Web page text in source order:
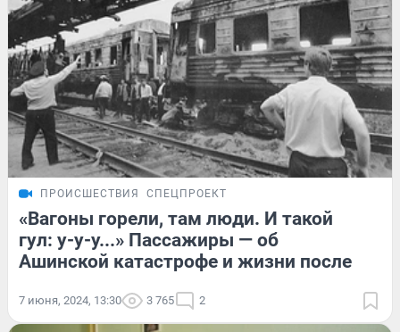
ПРОИСШЕСТВИЯ СПЕЦПРОЕКТ
«Вагоны горели, там люди. И такой
гул: у-у-у...» Пассажиры — об
Ашинской катастрофе и жизни после
7 июня, 2024, 13:30 3 765 2